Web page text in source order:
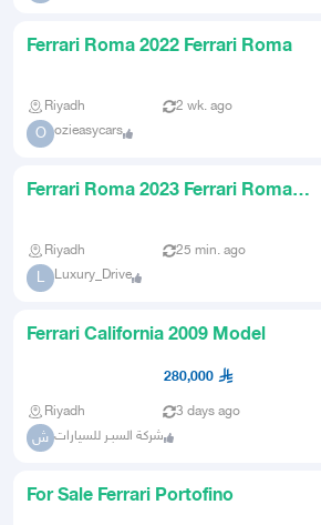
Ferrari Roma 2022 Ferrari Roma
Riyadh 2 wk. ago
O ozieasycars
Ferrari Roma 2023 Ferrari Roma
Riyadh 25 min. ago
L Luxury_Drive
Ferrari California 2009 Model
280,000
Riyadh 3 days ago
ش شركة السبـر للسيارات
For Sale Ferrari Portofino